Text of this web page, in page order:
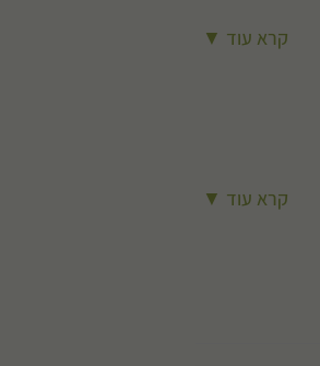
חיפוי שבילים – ניקוז אדניות ועציצים
קרא עוד ▼
קרא עוד ▼